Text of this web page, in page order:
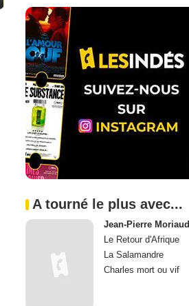
A tourné le plus avec...
Jean-Pierre Moriaud
Le Retour d'Afrique
La Salamandre
Charles mort ou vif